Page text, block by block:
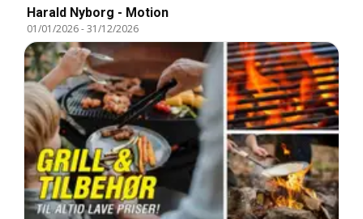
Harald Nyborg - Motion
01/01/2026-31/12/2026